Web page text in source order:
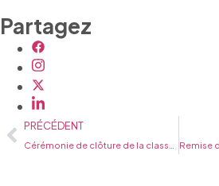
Partagez
PRÉCÉDENT